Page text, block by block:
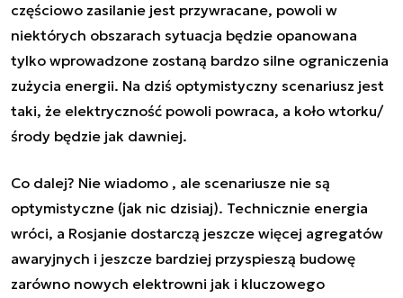
częściowo zasilanie jest przywracane, powoli w
niektórych obszarach sytuacja będzie opanowana
tylko wprowadzone zostaną bardzo silne ograniczenia
zużycia energii. Na dziś optymistyczny scenariusz jest
taki, że elektryczność powoli powraca, a koło wtorku/
środy będzie jak dawniej.
Co dalej? Nie wiadomo , ale scenariusze nie są
optymistyczne (jak nic dzisiaj). Technicznie energia
wróci, a Rosjanie dostarczą jeszcze więcej agregatów
awaryjnych i jeszcze bardziej przyspieszą budowę
zarówno nowych elektrowni jak i kluczowego